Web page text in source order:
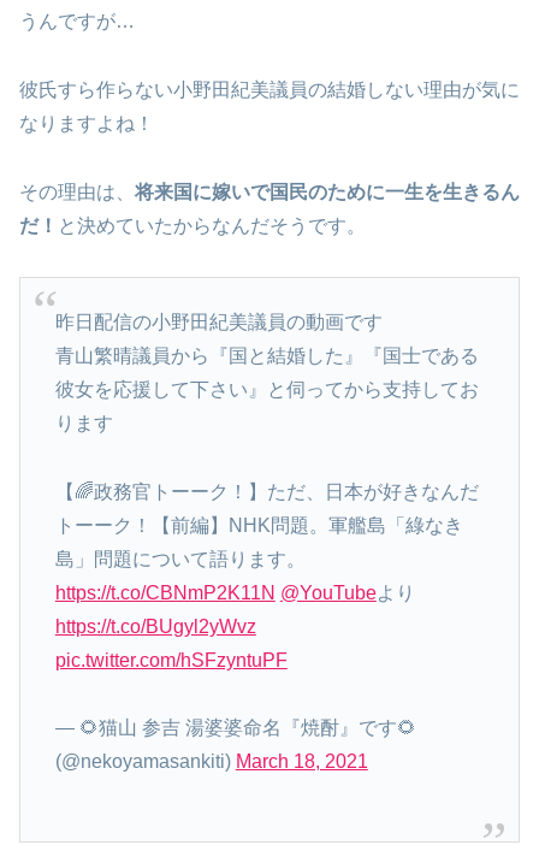
うんですが…
彼氏すら作らない小野田紀美議員の結婚しない理由が気に
なりますよね！
その理由は、 将来国に嫁いで国民のために一生を生きるん
だ！ と決めていたからなんだそうです。
昨日配信の小野田紀美議員の動画です
青山繁晴議員から『国と結婚した』『国士である
彼女を応援して下さい』と伺ってから支持してお
ります
【🌈政務官トーーク！】ただ、日本が好きなんだ
トーーク！【前編】NHK問題。軍艦島「綠なき
島」問題について語ります。
https://t.co/CBNmP2K11N @YouTubeより
https://t.co/BUgyl2yWvz
pic.twitter.com/hSFzyntuPF
— 🌻猫山 参吉 湯婆婆命名『焼酎』です🌻
(@nekoyamasankiti) March 18, 2021